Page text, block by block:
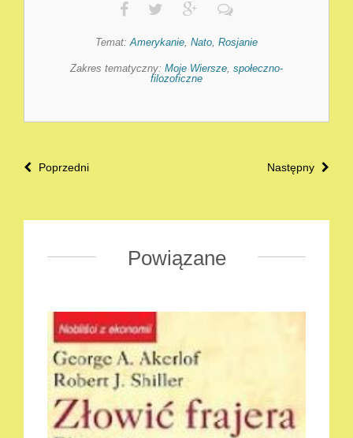
Temat:Amerykanie, Nato, Rosjanie
Zakres tematyczny: Moje Wiersze, społeczno-
filozoficzne
Następny
Poprzedni
Powiązane